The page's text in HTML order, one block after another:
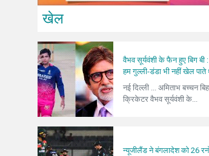
खेल
वैभव सूर्यवंशी के फैन हुए बिग
हम गुल्ली-डंडा भी नहीं खेल पाते
नई दिल्ली ... अमिताभ बच्चन
क्रिकेटर वैभव सूर्यवंशी के...
न्यूजीलैंड ने बंगलादेश को 26